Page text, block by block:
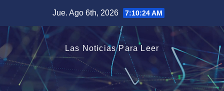
contenido
Jue. Ago 6th, 2026 7:10:25 AM
Las Noticias Para Leer